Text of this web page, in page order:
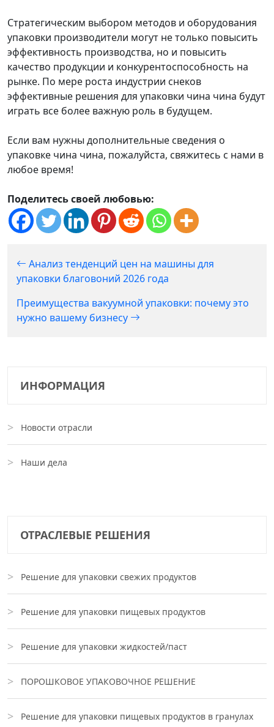
Стратегическим выбором методов и оборудования
упаковки производители могут не только повысить
эффективность производства, но и повысить
качество продукции и конкурентоспособность на
рынке. По мере роста индустрии снеков
эффективные решения для упаковки чина чина будут
играть все более важную роль в будущем.
Если вам нужны дополнительные сведения о
упаковке чина чина, пожалуйста, свяжитесь с нами в
любое время!
Поделитесь своей любовью:
Анализ тенденций цен на машины для
упаковки благовоний 2026 года
Преимущества вакуумной упаковки: почему это
нужно вашему бизнесу
ИНФОРМАЦИЯ
Новости отрасли
Наши дела
ОТРАСЛЕВЫЕ РЕШЕНИЯ
Решение для упаковки свежих продуктов
Решение для упаковки пищевых продуктов
Решение для упаковки жидкостей/паст
ПОРОШКОВОЕ УПАКОВОЧНОЕ РЕШЕНИЕ
Решение для упаковки пищевых продуктов в гранулах